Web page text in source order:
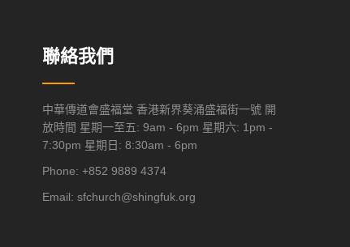
聯絡我們
中華傳道會盛福堂 香港新界葵涌盛福街一號 開
放時間 星期一至五: 9am - 6pm 星期六: 1pm -
7:30pm 星期日: 8:30am - 6pm
Phone: +852 9889 4374
Email: sfchurch@shingfuk.org